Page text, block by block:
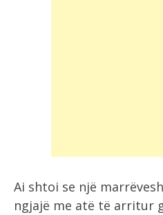
Ai shtoi se një
ngjajë me atë të arritur